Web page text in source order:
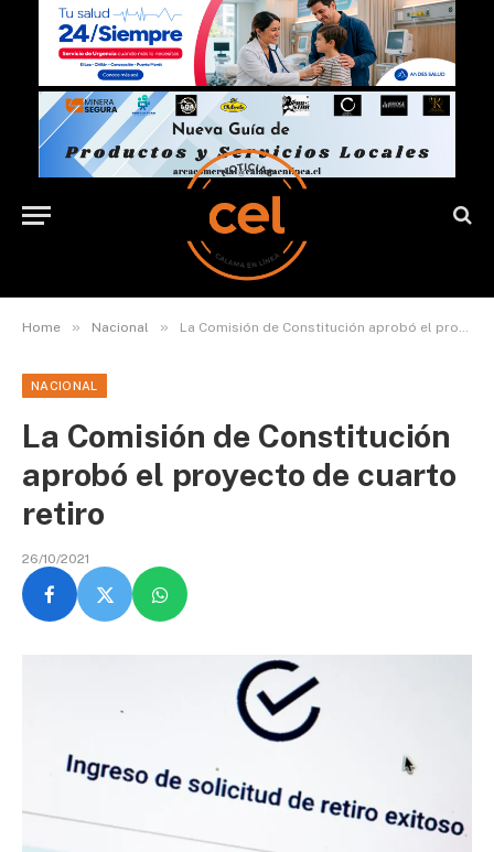
Home » Nacional » La Comisión de Constitución aprobó el proyecto de cuarto retiro
NACIONAL
La Comisión de Constitución
aprobó el proyecto de cuarto
retiro
26/10/2021